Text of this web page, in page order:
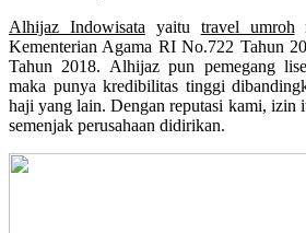
Alhijaz Indowisata yaitu travel umroh
Kementerian Agama RI No.722 Tahun
Tahun 2018. Alhijaz pun pemegang
maka punya kredibilitas tinggi
haji yang lain. Dengan reputasi kami, izin
semenjak perusahaan didirikan.